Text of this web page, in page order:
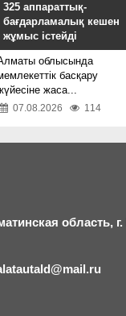
325 аппараттық-
бағдарламалық кешен
жұмыс істейді
облысында
басқару
жаса...
07.08.2026 114
область, г.